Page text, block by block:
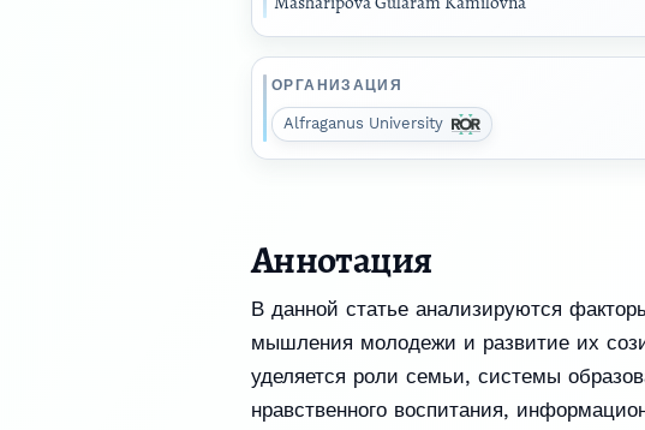
ОРГАНИЗАЦИЯ
Alfraganus University
Аннотация
В данной статье анализируются
мышления молодежи и развитие их
уделяется роли семьи, системы
нравственного воспитания,